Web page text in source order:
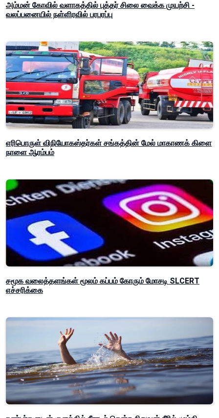
அம்மன் கோவில் வளாகத்தில் புத்தர் சிலை வைக்க முயற்சி -
வலப்பனையில் நள்ளிரவில் பரபரப்பு
எரிபொருள் விநியோகஸ்தர்கள் சங்கத்தின் மேல் மாகாணக் கிளை
நாளை ஆரம்பம்
சமூக வலைத்தளங்கள் மூலம் கப்பம் கோரும் மோசடி SLCERT
எச்சரிக்கை